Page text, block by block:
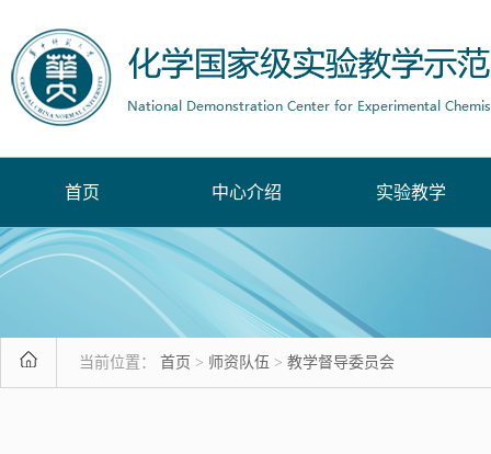
首页 中心介绍 实验教学
当前位置： 首页 > 师资队伍 > 教学督导委员会